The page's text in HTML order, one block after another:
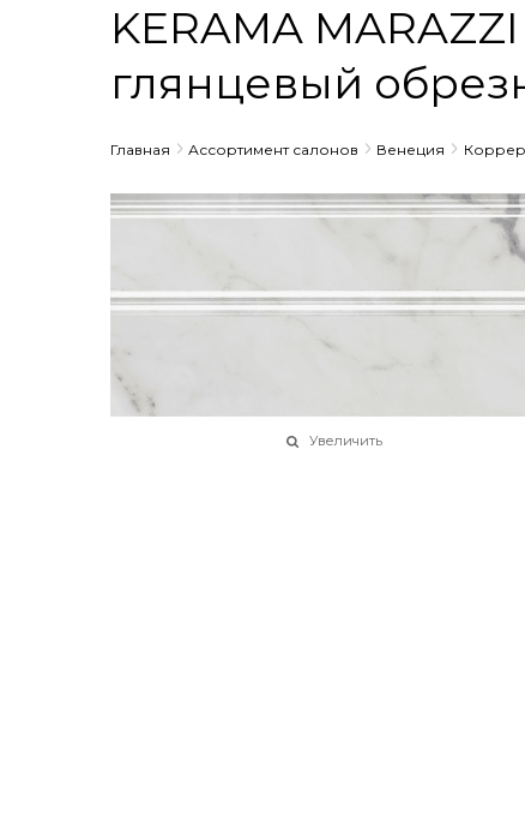
KERAMA
глянцевый
Главная Ассортимент салонов Венеция Коррер
Увеличить